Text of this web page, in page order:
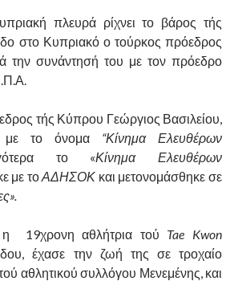
πλευρά ρίχνει το βάρος τής
στο Κυπριακό ο τούρκος πρόεδρος
την συνάντησή του με τον πρόεδρο
τής Κύπρου Γεώργιος Βασιλείου,
με το όνομα “Κίνημα Ελευθέρων
το «Κίνημα Ελευθέρων
με τοΑΔΗΣΟΚ και μετονομάσθηκε σε
19χρονη αθλήτρια τού Tae Kwon
έχασε την ζωή της σε τροχαίο
αθλητικού συλλόγου Μενεμένης, και